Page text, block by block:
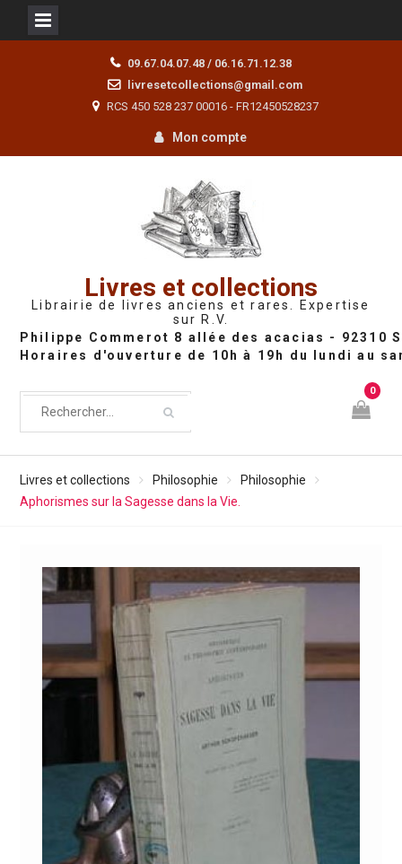
09.67.04.07.48 / 06.16.71.12.38
livresetcollections@gmail.com
RCS 450 528 237 00016 - FR12450528237
Mon compte
Livres et collections
Librairie de livres anciens et rares. Expertise
sur R.V.
0
Livres et collections Philosophie
Philosophie
Aphorismes sur la Sagesse dans la Vie.